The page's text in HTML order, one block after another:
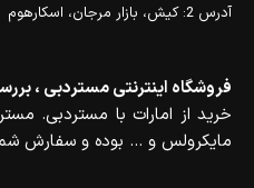
آدرس 2: کیش، بازار مرجان، اسکارهوم
فروشگاه اینترنتی مستردبی ،
خرید از امارات با مستردبی.
مایکرولس و … بوده و سفارش